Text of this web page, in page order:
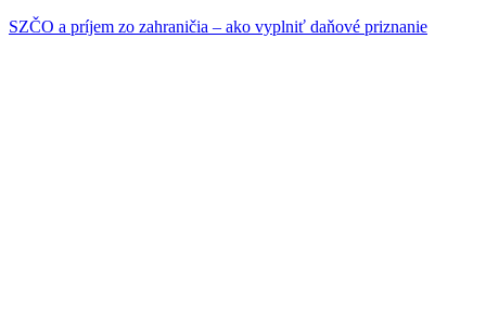
SZČO a príjem zo zahraničia – ako vyplniť daňové priznanie